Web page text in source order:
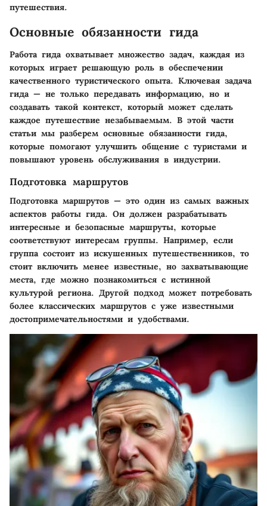
путешествия.
Основные обязанности гида
Работа гида охватывает множество задач, каждая из
которых играeт решающую роль в обеспечении
качественного туристического опыта. Ключевая задача
гида — не только передавать информацию, но и
создавать такой контекст, который может сделать
каждое путешествие незабываемым. В этой части
статьи мы разберем основные обязанности гида,
которые помогают улучшить общение с туристами и
повышают уровень обслуживания в индустрии.
Подготовка маршрутов
Подготовка маршрутов — это один из самых важных
аспектов работы гида. Он должен разрабатывать
интересные и безопасные маршруты, которые
соответствуют интересам группы. Например, если
группа состоит из искушенных путешественников, то
стоит включить менее известные, но захватывающие
места, где можно познакомиться с истинной
культурой региона. Другой подход может потребовать
более классических маршрутов с уже известными
достопримечательностями и удобствами.